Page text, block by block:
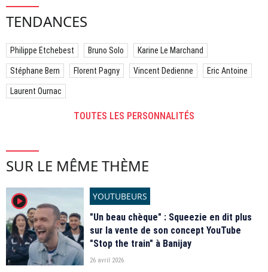
TENDANCES
Philippe Etchebest Bruno Solo Karine Le Marchand
Stéphane Bern Florent Pagny Vincent Dedienne Eric Antoine
Laurent Ournac
TOUTES LES PERSONNALITÉS
SUR LE MÊME THÈME
player2
YOUTUBEURS
"Un beau chèque" : Squeezie en dit plus
sur la vente de son concept YouTube
"Stop the train" à Banijay
26 avril 2026